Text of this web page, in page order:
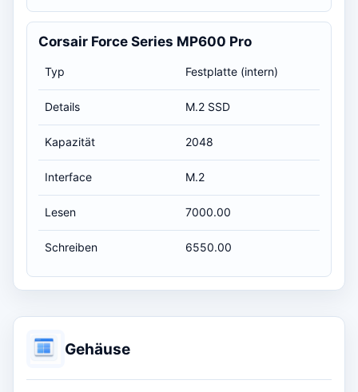
Corsair Force Series MP600 Pro
Typ Festplatte (intern)
Details M.2 SSD
Kapazität 2048
Interface M.2
Lesen 7000.00
Schreiben 6550.00
Gehäuse